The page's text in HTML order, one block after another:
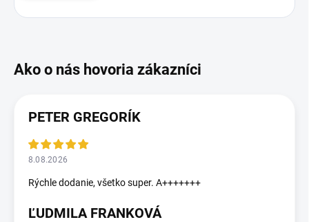
PETER GREGORÍK
8.08.2026
Rýchle dodanie, všetko super. A+++++++
ĽUDMILA FRANKOVÁ